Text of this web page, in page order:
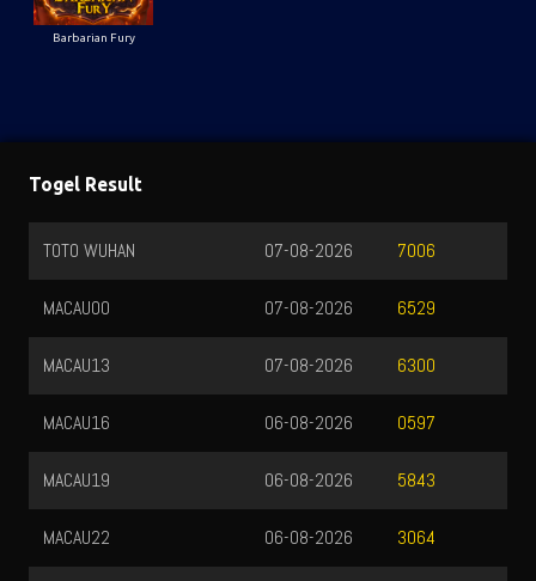
Barbarian Fury
Togel Result
TOTO WUHAN 7006
07-08-2026
MACAU00 6529
07-08-2026
MACAU13 6300
07-08-2026
MACAU16 0597
06-08-2026
MACAU19 5843
06-08-2026
MACAU22 3064
06-08-2026